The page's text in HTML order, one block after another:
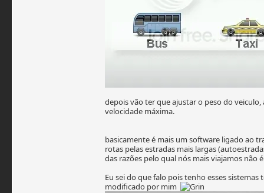
depois vão ter que ajustar o peso do
velocidade máxima.
basicamente é mais um software ligado ao
rotas pelas estradas mais largas
das razões pelo qual nós mais viajamos não
Eu sei do que falo pois tenho esses
modificado por mim